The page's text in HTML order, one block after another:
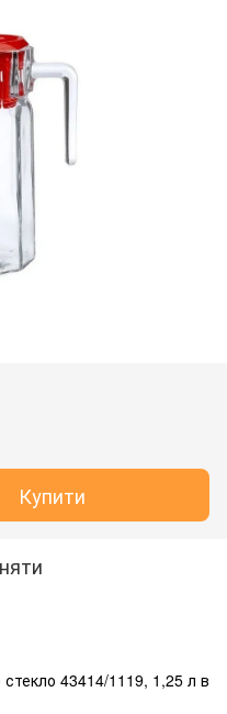
Купити
43414/1119, 1,25 л в